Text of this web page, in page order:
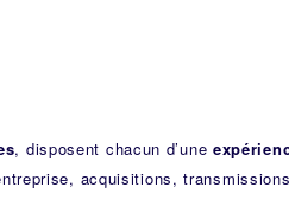
, disposent chacun d’une
acquisitions,